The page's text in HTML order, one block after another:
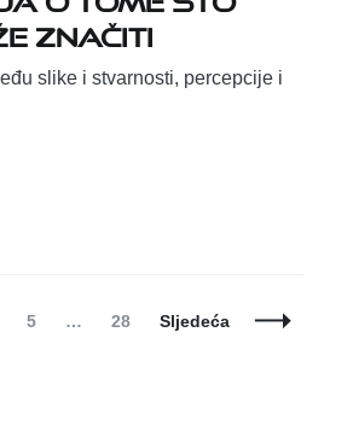
značiti
slike i stvarnosti, percepcije i
Page
5 … Page
28 Sljedeća